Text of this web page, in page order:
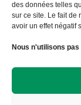
des données telles
sur ce site. Le fait de
avoir un effet négatif
Nous n'utilisons